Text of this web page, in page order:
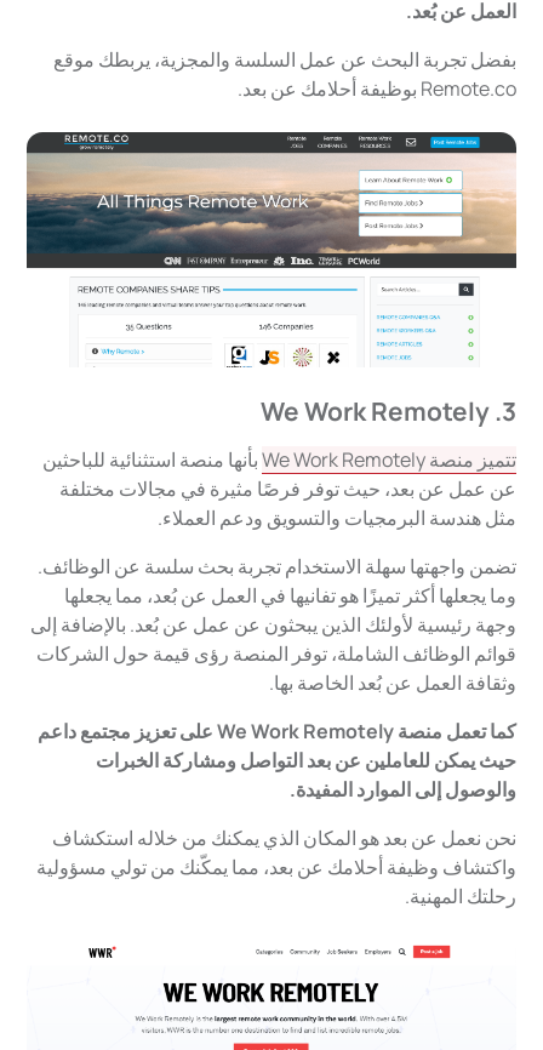
العمل عن بُعد.
بفضل تجربة البحث عن عمل السلسة والمجزية، يربطك موقع
Remote.co بوظيفة أحلامك عن بعد.
3. We Work Remotely
تتميز منصة We Work Remotely
بأنها منصة استثنائية للباحثين
عن عمل عن بعد، حيث توفر فرصًا مثيرة في مجالات مختلفة
مثل هندسة البرمجيات والتسويق ودعم العملاء.
تضمن واجهتها سهلة الاستخدام تجربة بحث سلسة عن الوظائف.
وما يجعلها أكثر تميزًا هو تفانيها في العمل عن بُعد، مما يجعلها
وجهة رئيسية لأولئك الذين يبحثون عن عمل عن بُعد. بالإضافة إلى
قوائم الوظائف الشاملة، توفر المنصة رؤى قيمة حول الشركات
وثقافة العمل عن بُعد الخاصة بها.
كما تعمل منصة We Work Remotely على تعزيز مجتمع داعم
حيث يمكن للعاملين عن بعد التواصل ومشاركة الخبرات
والوصول إلى الموارد المفيدة.
نحن نعمل عن بعد هو المكان الذي يمكنك من خلاله استكشاف
واكتشاف وظيفة أحلامك عن بعد، مما يمكّنك من تولي مسؤولية
رحلتك المهنية.